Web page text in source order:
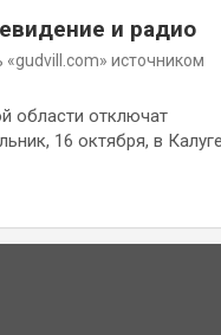
и радио
«gudvill.com» источником
области отключат
16 октября, в